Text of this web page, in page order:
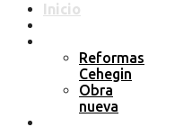
Inicio
Reformas
Cehegin
Obra
nueva